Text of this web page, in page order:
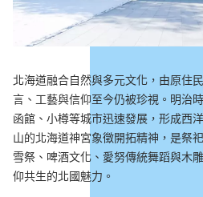
北海道融合自然與多元文化，由原住
言、工藝與信仰至今仍被珍視。明治
函館、小樽等城市迅速發展，形成西
山的北海道神宮象徵開拓精神，是祭
雪祭、啤酒文化、愛努傳統舞蹈與木
仰共生的北國魅力。